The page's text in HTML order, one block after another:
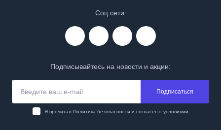
Соц сети:
Подписывайтесь на новости и акции:
Подписаться
Я прочитал Политика безопасности и согласен с условиями